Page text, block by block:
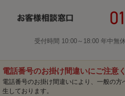
受付時間 10:00～18:00 年中無
電話番号のお掛け間違いにご注意
電話番号のお掛け間違いにより、一般の
生しております。